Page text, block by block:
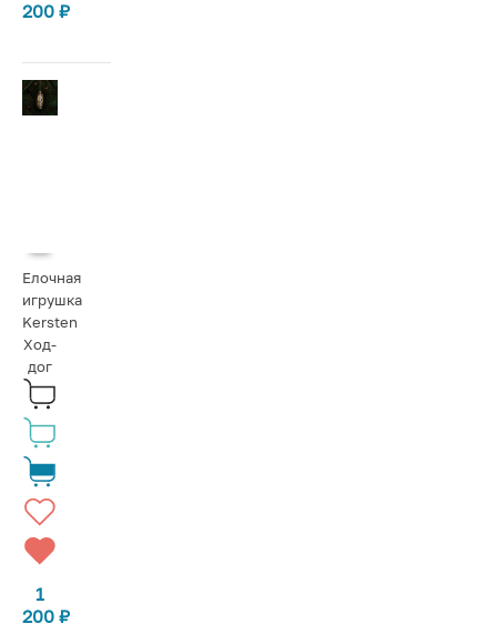
200 ₽
Елочная
игрушка
Kersten
Ход-
дог
1
200 ₽